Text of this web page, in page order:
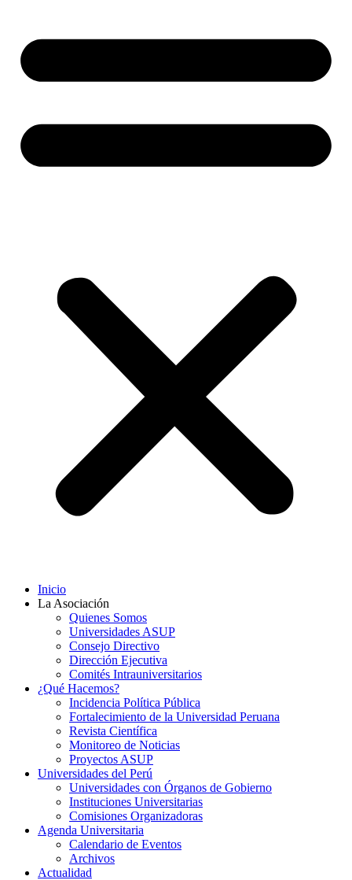
Inicio
La Asociación
Quienes Somos
Universidades ASUP
Consejo Directivo
Dirección Ejecutiva
Comités Intrauniversitarios
¿Qué Hacemos?
Incidencia Política Pública
Fortalecimiento de la Universidad Peruana
Revista Científica
Monitoreo de Noticias
Proyectos ASUP
Universidades del Perú
Universidades con Órganos de Gobierno
Instituciones Universitarias
Comisiones Organizadoras
Agenda Universitaria
Calendario de Eventos
Archivos
Actualidad